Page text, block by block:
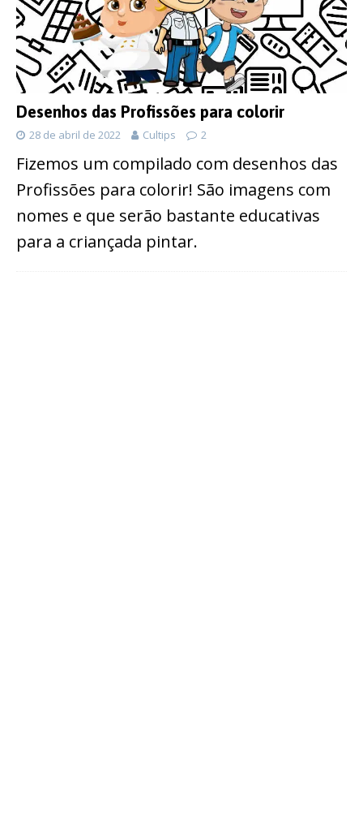
Desenhos das Profissões para colorir
28 de abril de 2022 Cultips 2
Fizemos um compilado com desenhos das
Profissões para colorir! São imagens com
nomes e que serão bastante educativas
para a criançada pintar.